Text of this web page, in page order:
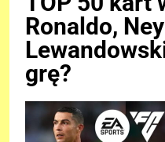
Ronaldo,
grę?